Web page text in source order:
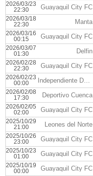
2026/03/23
22:30
Guayaquil City FC
2026/03/18
22:30
Manta
2026/03/16
00:15
Guayaquil City FC
2026/03/07
01:30
Delfin
2026/02/28
22:30
Guayaquil City FC
2026/02/23
00:00
Independiente Del Valle
2026/02/08
17:30
Deportivo Cuenca
2026/02/05
02:00
Guayaquil City FC
2025/10/29
21:00
Leones del Norte
2025/10/26
23:00
Guayaquil City FC
2025/10/23
01:00
Guayaquil City FC
2025/10/19
00:00
Guayaquil City FC